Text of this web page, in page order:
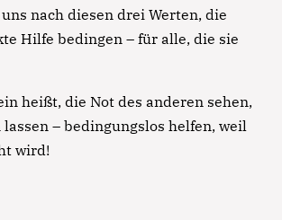
nach diesen drei Werten, die
Hilfe bedingen – für alle, die sie
heißt, die Not des anderen sehen,
– bedingungslos helfen, weil
wird!